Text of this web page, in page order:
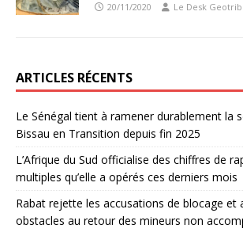
20/11/2020 Le Desk
ARTICLES RÉCENTS
Le Sénégal tient à ramener durablement la
Bissau en Transition depuis fin 2025
L’Afrique du Sud officialise des chiffres de
multiples qu’elle a opérés ces derniers mois
Rabat rejette les accusations de blocage et
obstacles au retour des mineurs non